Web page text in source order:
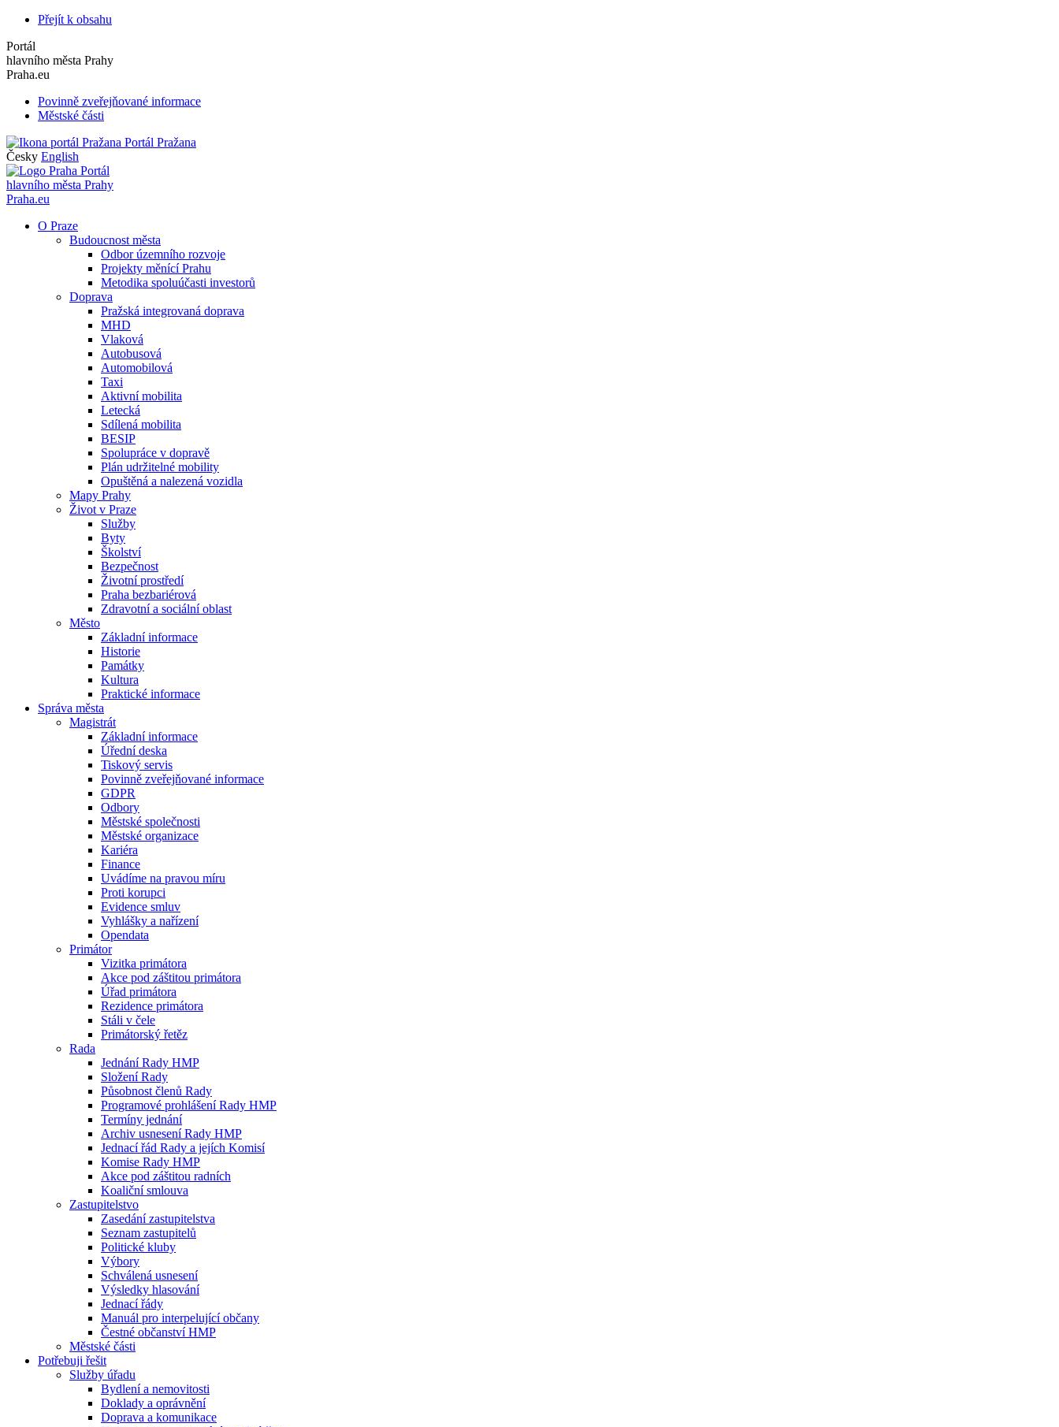
Přejít k obsahu
Portál
hlavního města Prahy
Praha.eu
Povinně zveřejňované informace
Městské části
Portál Pražana
Česky English
Portál
hlavního města Prahy
Praha.eu
O Praze
Budoucnost města
Odbor územního rozvoje
Projekty měnící Prahu
Metodika spoluúčasti investorů
Doprava
Pražská integrovaná doprava
MHD
Vlaková
Autobusová
Automobilová
Taxi
Aktivní mobilita
Letecká
Sdílená mobilita
BESIP
Spolupráce v dopravě
Plán udržitelné mobility
Opuštěná a nalezená vozidla
Mapy Prahy
Život v Praze
Služby
Byty
Školství
Bezpečnost
Životní prostředí
Praha bezbariérová
Zdravotní a sociální oblast
Město
Základní informace
Historie
Památky
Kultura
Praktické informace
Správa města
Magistrát
Základní informace
Úřední deska
Tiskový servis
Povinně zveřejňované informace
GDPR
Odbory
Městské společnosti
Městské organizace
Kariéra
Finance
Uvádíme na pravou míru
Proti korupci
Evidence smluv
Vyhlášky a nařízení
Opendata
Primátor
Vizitka primátora
Akce pod záštitou primátora
Úřad primátora
Rezidence primátora
Stáli v čele
Primátorský řetěz
Rada
Jednání Rady HMP
Složení Rady
Působnost členů Rady
Programové prohlášení Rady HMP
Termíny jednání
Archiv usnesení Rady HMP
Jednací řád Rady a jejích Komisí
Komise Rady HMP
Akce pod záštitou radních
Koaliční smlouva
Zastupitelstvo
Zasedání zastupitelstva
Seznam zastupitelů
Politické kluby
Výbory
Schválená usnesení
Výsledky hlasování
Jednací řády
Manuál pro interpelující občany
Čestné občanství HMP
Městské části
Potřebuji řešit
Služby úřadu
Bydlení a nemovitosti
Doklady a oprávnění
Doprava a komunikace